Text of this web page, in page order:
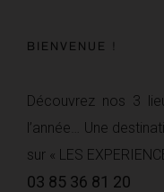
BIENVENUE !
Découvrez nos 3
l’année… Une
sur « LES
03 85 36 81 20